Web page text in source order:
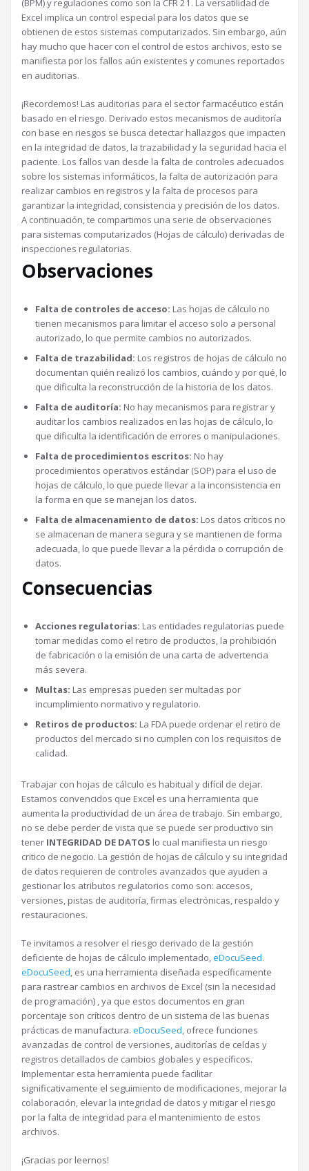
(BPM) y regulaciones como son la CFR 21. La versatilidad de
Excel implica un control especial para los datos que se
obtienen de estos sistemas computarizados. Sin embargo, aún
hay mucho que hacer con el control de estos archivos, esto se
manifiesta por los fallos aún existentes y comunes reportados
en auditorias.
¡Recordemos! Las auditorias para el sector farmacéutico están
basado en el riesgo. Derivado estos mecanismos de auditoría
con base en riesgos se busca detectar hallazgos que impacten
en la integridad de datos, la trazabilidad y la seguridad hacia el
paciente. Los fallos van desde la falta de controles adecuados
sobre los sistemas informáticos, la falta de autorización para
realizar cambios en registros y la falta de procesos para
garantizar la integridad, consistencia y precisión de los datos.
A continuación, te compartimos una serie de observaciones
para sistemas computarizados (Hojas de cálculo) derivadas de
inspecciones regulatorias.
Observaciones
Falta de controles de acceso: Las hojas de cálculo no
tienen mecanismos para limitar el acceso solo a personal
autorizado, lo que permite cambios no autorizados.
Falta de trazabilidad: Los registros de hojas de cálculo no
documentan quién realizó los cambios, cuándo y por qué, lo
que dificulta la reconstrucción de la historia de los datos.
Falta de auditoría: No hay mecanismos para registrar y
auditar los cambios realizados en las hojas de cálculo, lo
que dificulta la identificación de errores o manipulaciones.
Falta de procedimientos escritos: No hay
procedimientos operativos estándar (SOP) para el uso de
hojas de cálculo, lo que puede llevar a la inconsistencia en
la forma en que se manejan los datos.
Falta de almacenamiento de datos: Los datos críticos no
se almacenan de manera segura y se mantienen de forma
adecuada, lo que puede llevar a la pérdida o corrupción de
datos.
Consecuencias
Acciones regulatorias: Las entidades regulatorias puede
tomar medidas como el retiro de productos, la prohibición
de fabricación o la emisión de una carta de advertencia
más severa.
Multas: Las empresas pueden ser multadas por
incumplimiento normativo y regulatorio.
Retiros de productos: La FDA puede ordenar el retiro de
productos del mercado si no cumplen con los requisitos de
calidad.
Trabajar con hojas de cálculo es habitual y difícil de dejar.
Estamos convencidos que Excel es una herramienta que
aumenta la productividad de un área de trabajo. Sin embargo,
no se debe perder de vista que se puede ser productivo sin
tener INTEGRIDAD DE DATOS lo cual manifiesta un riesgo
critico de negocio. La gestión de hojas de cálculo y su integridad
de datos requieren de controles avanzados que ayuden a
gestionar los atributos regulatorios como son: accesos,
versiones, pistas de auditoría, firmas electrónicas, respaldo y
restauraciones.
Te invitamos a resolver el riesgo derivado de la gestión
deficiente de hojas de cálculo implementado,eDocuSeed.
eDocuSeed, es una herramienta diseñada específicamente
para rastrear cambios en archivos de Excel (sin la necesidad
de programación) , ya que estos documentos en gran
porcentaje son críticos dentro de un sistema de las buenas
prácticas de manufactura. eDocuSeed, ofrece funciones
avanzadas de control de versiones, auditorías de celdas y
registros detallados de cambios globales y específicos.
Implementar esta herramienta puede facilitar
significativamente el seguimiento de modificaciones, mejorar la
colaboración, elevar la integridad de datos y mitigar el riesgo
por la falta de integridad para el mantenimiento de estos
archivos.
¡Gracias por leernos!